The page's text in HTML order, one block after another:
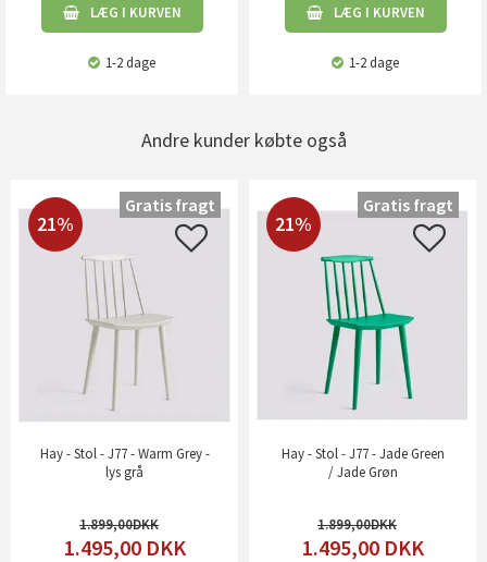
LÆG I KURVEN
1-2 dage
LÆG I KURVEN
1-2 dage
Andre kunder købte også
21%
Hay - Stol - J77 - Warm Grey -
lys grå
1.899,00
1.495,00 DKK
Gratis fragt
21%
Hay - Stol - J77 - Jade Green
/ Jade Grøn
1.899,00
1.495,00 DKK
Gratis fragt